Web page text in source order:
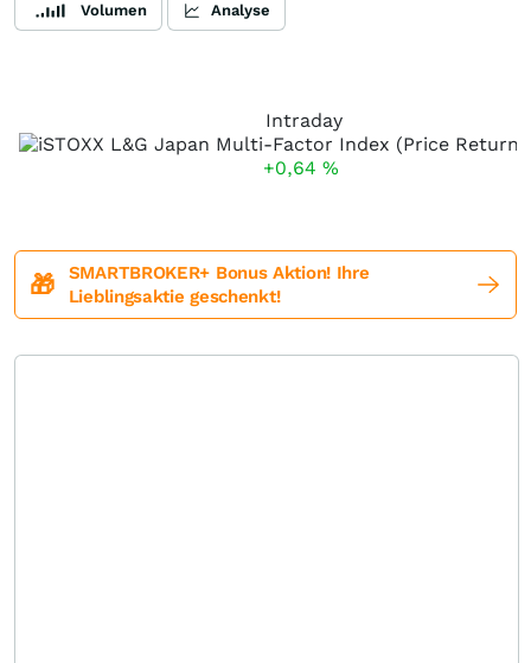
Volumen Analyse
Intraday
+0,64 %
🎁
SMARTBROKER+ Bonus Aktion! Ihre
Lieblingsaktie geschenkt!